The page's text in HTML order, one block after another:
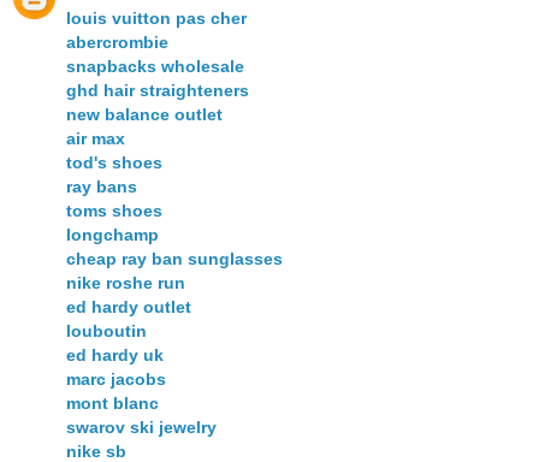
louis vuitton pas cher
abercrombie
snapbacks wholesale
ghd hair straighteners
new balance outlet
air max
tod's shoes
ray bans
toms shoes
longchamp
cheap ray ban sunglasses
nike roshe run
ed hardy outlet
louboutin
ed hardy uk
marc jacobs
mont blanc
swarov ski jewelry
nike sb